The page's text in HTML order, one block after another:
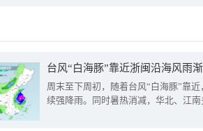
台风“白海豚”靠近浙闽沿海风雨
周末至下周初，随着台风“白海豚”靠
续强降雨。同时暑热消减，华北、江南